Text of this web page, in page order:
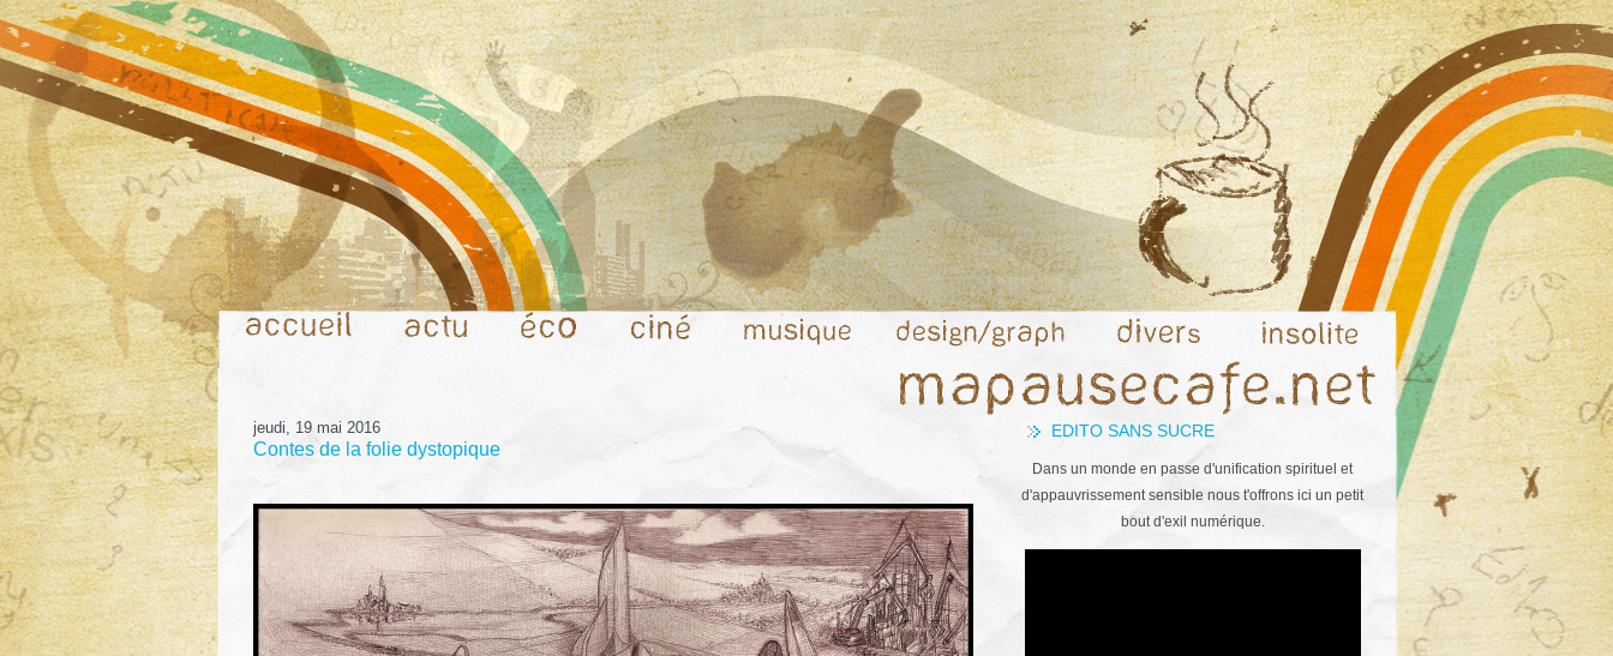
EDITO SANS SUCRE
Dans un monde en passe d'unification spirituel et
d'appauvrissement sensible nous t'offrons ici un petit
bout d'exil numérique.
jeudi, 19 mai 2016
Contes de la folie dystopique